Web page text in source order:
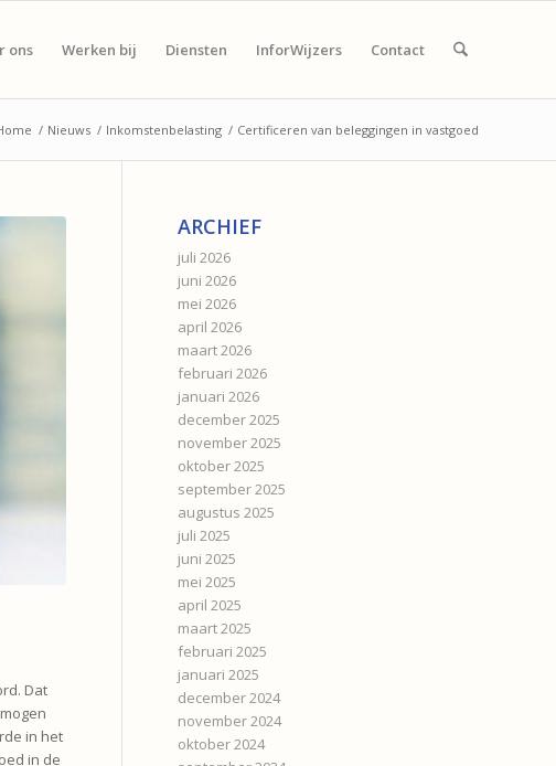
ons Werken bij Diensten InforWijzers Contact
/ Nieuws / Inkomstenbelasting / Certificeren van beleggingen in vastgoed
Dat
in het
in de
ARCHIEF
juli 2026
juni 2026
mei 2026
april 2026
maart 2026
februari 2026
januari 2026
december 2025
november 2025
oktober 2025
september 2025
augustus 2025
juli 2025
juni 2025
mei 2025
april 2025
maart 2025
februari 2025
januari 2025
december 2024
november 2024
oktober 2024